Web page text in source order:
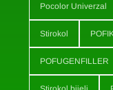
Pocolor Univerzal
Stirokol
POFUGENFILLER